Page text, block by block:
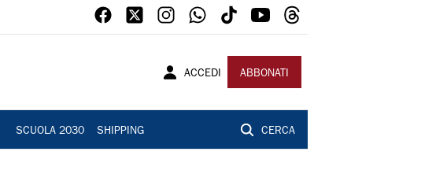
ACCEDI ABBONATI
SCUOLA 2030 SHIPPING CERCA